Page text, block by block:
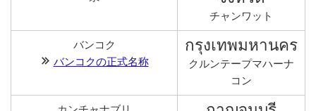
チャンワット
バンコク
バンコクの正式名称
กรุงเทพมหานคร
クルンテープマハーナ
コン